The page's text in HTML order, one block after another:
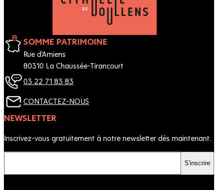
SOMME PATRIMOINE
Rue d'Amiens
80310 La Chaussée-Tirancourt
03 22 71 83 83
CONTACTEZ-NOUS
NEWSLETTER
Inscrivez-vous gratuitement à notre newsletter dès maintenant.
S'inscrire